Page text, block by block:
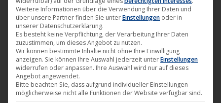
Nov.
Mit„Purification“veröffentlichtRoughageseine neuste
EP und liefert ein kraftvolles, zugleich atmosphärisches
Weitere Informationen über die Verwendung Ihrer Daten und
über unsere Partner finden Sie unterEinstellungen oder in
unserer Datenschutzerklärung.
Es besteht keine Verpflichtung, der Verarbeitung Ihrer Daten
zuzustimmen, um dieses Angebot zu nutzen.
Wir können bestimmte Inhalte nicht ohne Ihre Einwilligung
anzeigen. Sie können Ihre Auswahl jederzeit unterEinstellungen
widerrufen oder anpassen. Ihre Auswahl wird nur auf dieses
Angebot angewendet.
Bitte beachten Sie, dass aufgrund individueller Einstellungen
möglicherweise nicht alle Funktionen der Website verfügbar sind.